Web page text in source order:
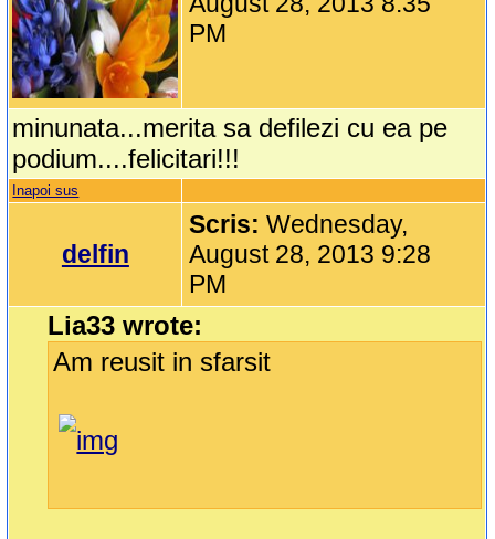
PM
minunata...merita sa defilezi cu ea pe
podium....felicitari!!!
Inapoi sus
delfin
Scris:Wednesday,
August 28, 2013 9:28
PM
Lia33 wrote:
Am reusit in sfarsit